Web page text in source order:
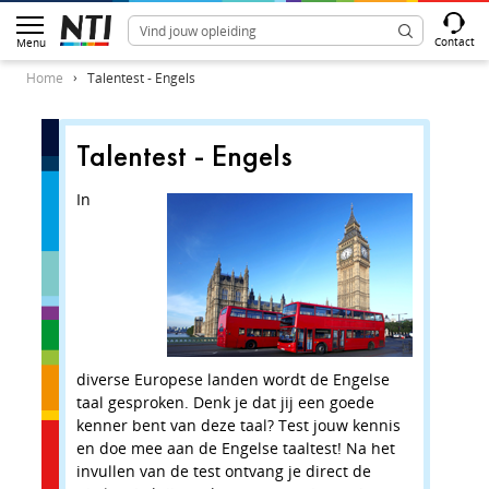
Menu Contact
Home Talentest - Engels
Talentest - Engels
In
diverse Europese landen wordt de Engelse
taal gesproken. Denk je dat jij een goede
kenner bent van deze taal? Test jouw kennis
en doe mee aan de Engelse taaltest! Na het
invullen van de test ontvang je direct de